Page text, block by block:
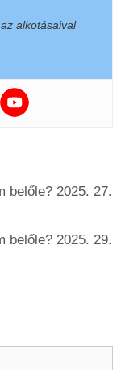
alkotásaival
belőle? 2025. 27.
belőle? 2025. 29.